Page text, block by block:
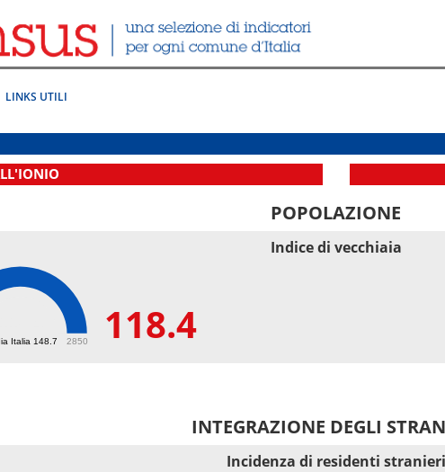
LINKS UTILI
POPOLAZIONE
Italia 148.7 2850 118.4
Indice di vecchiaia
INTEGRAZIONE DEGLI
Incidenza di residenti stranieri